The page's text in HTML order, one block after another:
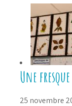
Une
25 novembre